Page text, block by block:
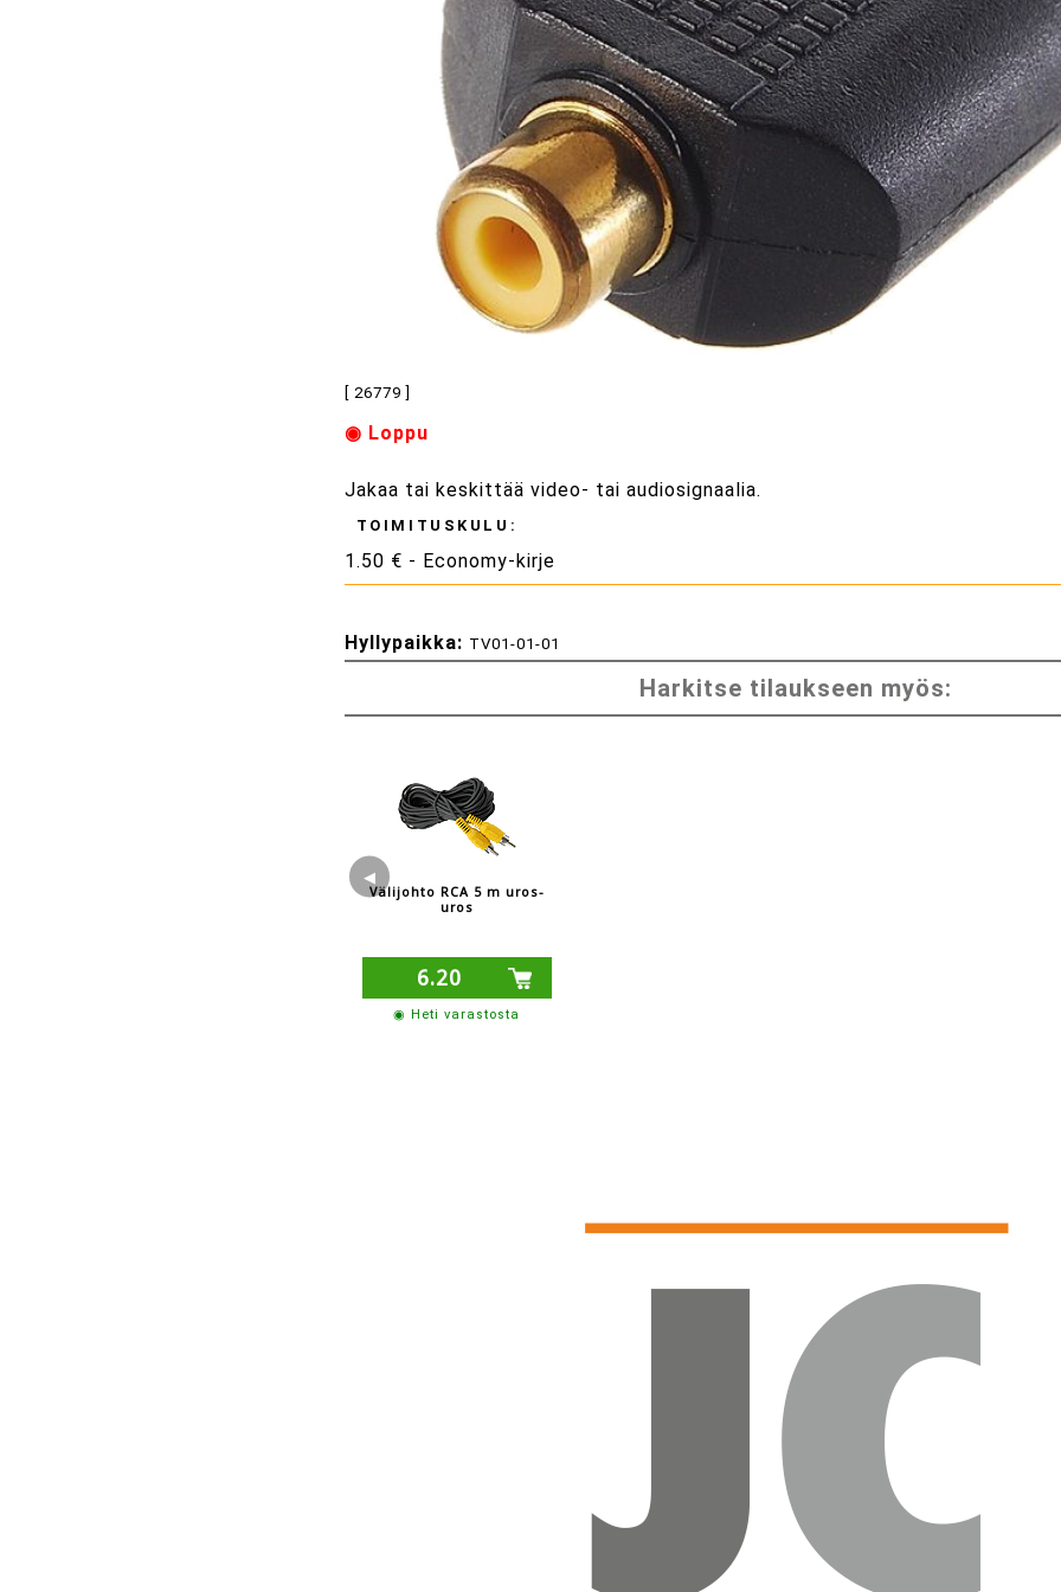
[ 26779 ]
◉ Loppu
Jakaa tai keskittää video- tai audiosignaalia.
TOIMITUSKULU:
1.50 € - Economy-kirje
Hyllypaikka: TV01-01-01
Harkitse tilaukseen myös:
◀
Välijohto RCA 5 m uros-
uros
6.20
◉ Heti varastosta